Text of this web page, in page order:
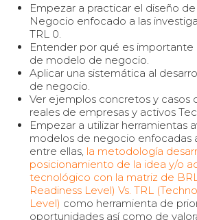
Empezar a practicar el diseño
Negocio enfocado a las
TRL 0.
Entender por qué es importante
de modelo de negocio.
Aplicar una sistemática al
de negocio.
Ver ejemplos concretos y casos
reales de empresas y activos
Empezar a utilizar herramientas
modelos de negocio enfocadas
entre ellas, la metodología
posicionamiento de la idea y/o
tecnológico con la matriz de
Readiness Level) Vs. TRL
Level) como herramienta de
oportunidades así como de